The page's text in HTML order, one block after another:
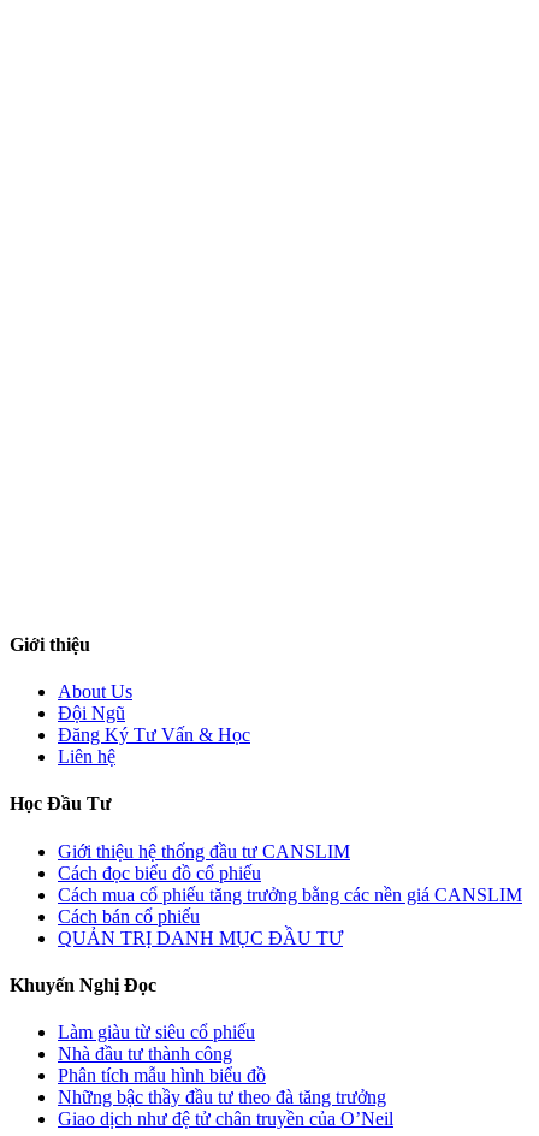
Giới thiệu
About Us
Đội Ngũ
Đăng Ký Tư Vấn & Học
Liên hệ
Học Đầu Tư
Giới thiệu hệ thống đầu tư CANSLIM
Cách đọc biểu đồ cổ phiếu
Cách mua cổ phiếu tăng trưởng bằng các nền giá CANSLIM
Cách bán cổ phiếu
QUẢN TRỊ DANH MỤC ĐẦU TƯ
Khuyến Nghị Đọc
Làm giàu từ siêu cổ phiếu
Nhà đầu tư thành công
Phân tích mẫu hình biểu đồ
Những bậc thầy đầu tư theo đà tăng trưởng
Giao dịch như đệ tử chân truyền của O’Neil